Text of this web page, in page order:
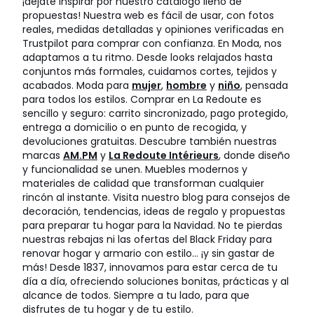
propuestas! Nuestra web es fácil de usar, con fotos
reales, medidas detalladas y opiniones verificadas en
Trustpilot para comprar con confianza. En Moda, nos
adaptamos a tu ritmo. Desde looks relajados hasta
conjuntos más formales, cuidamos cortes, tejidos y
acabados. Moda para mujer, hombre y niño, pensada
para todos los estilos. Comprar en La Redoute es
sencillo y seguro: carrito sincronizado, pago protegido,
entrega a domicilio o en punto de recogida, y
devoluciones gratuitas. Descubre también nuestras
marcas AM.PM y La Redoute Intérieurs, donde diseño
y funcionalidad se unen. Muebles modernos y
materiales de calidad que transforman cualquier
rincón al instante. Visita nuestro blog para consejos de
decoración, tendencias, ideas de regalo y propuestas
para preparar tu hogar para la Navidad. No te pierdas
nuestras rebajas ni las ofertas del Black Friday para
renovar hogar y armario con estilo… ¡y sin gastar de
más! Desde 1837, innovamos para estar cerca de tu
día a día, ofreciendo soluciones bonitas, prácticas y al
alcance de todos. Siempre a tu lado, para que
disfrutes de tu hogar y de tu estilo.